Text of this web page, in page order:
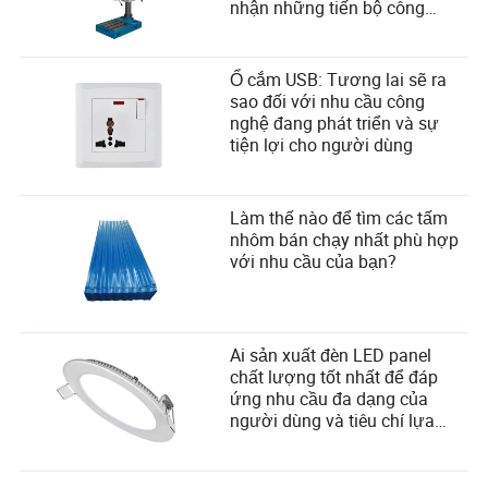
mạnh hơn và phù hợp cho các ứng dụng áp suất cao hơn
(ví dụ, 3/8" 2SN thường có áp suất làm việc khoảng
3,500-4,000 PSI). Đối với các hệ thống xung cao, luôn
chọn 2SN.
nhận những tiến bộ công
Ổ cắm USB: Tương lai sẽ ra
sao đối với nhu cầu công
nghệ đang phát triển và sự
tiện lợi cho người dùng
Làm thế nào để tìm các tấm
nhôm bán chạy nhất phù hợp
với nhu cầu của bạn?
Ai sản xuất đèn LED panel
chất lượng tốt nhất để đáp
ứng nhu cầu đa dạng của
người dùng và tiêu chí lựa